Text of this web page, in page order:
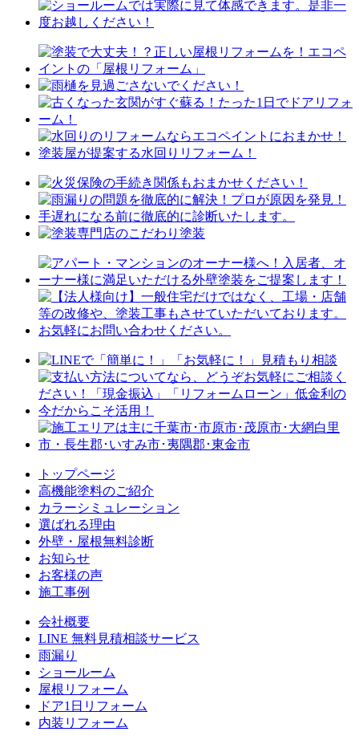
トップページ
⾼機能塗料のご紹介
カラーシミュレーション
選ばれる理由
外壁・屋根無料診断
お知らせ
お客様の声
施⼯事例
会社概要
LINE 無料⾒積相談サービス
⾬漏り
ショールーム
屋根リフォーム
ドア1⽇リフォーム
内装リフォーム